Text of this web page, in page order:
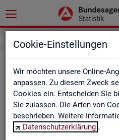
Cookie-Einstellungen
Wir möchten unsere Online-
anpassen. Zu diesem Zweck
Cookies ein. Entscheiden Sie
Sie zulassen. Die Arten von
beschrieben. Weitere
Datenschutzerklärung .
Be­ru­fe auf
Die Dia­gram­me und Ta­bel­len
ent­hal­ten In­for­ma­tio­nen zu
gelt, Ar­beits­lo­sig­keit,
te­be­darf aller Be­ru­fe sowie der
fe­ren­ziert nach dem